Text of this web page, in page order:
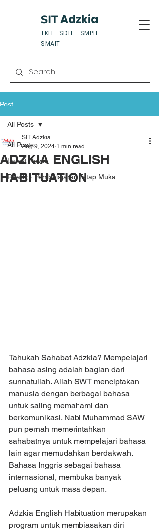
SITAdzkia
TKIT -SDIT - SMPIT -
SMAIT
Post
All Posts
Latest News
Ready - Pembelajaran Tatap Muka
All Posts
ADZKIA ENGLISH
HABITUATION
SIT Adzkia
Aug 9, 2024 1 min read
Tahukah Sahabat Adzkia? Mempelajari
bahasa asing adalah bagian dari
sunnatullah. Allah SWT menciptakan
manusia dengan berbagai bahasa
untuk saling memahami dan
berkomunikasi. Nabi Muhammad SAW
pun pernah memerintahkan
sahabatnya untuk mempelajari bahasa
lain agar memudahkan berdakwah.
Bahasa Inggris sebagai bahasa
internasional, membuka banyak
peluang untuk masa depan.
Adzkia English Habituation merupakan
program untuk membiasakan diri